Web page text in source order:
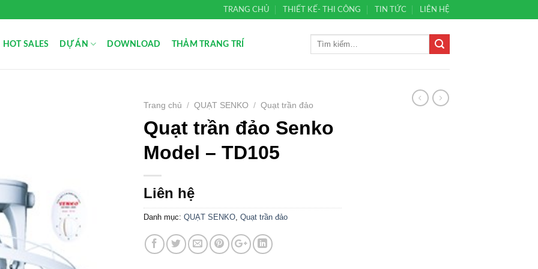
TRANG CHỦ THIẾT KẾ- THI CÔNG TIN TỨC LIÊN HỆ
HOT SALES DỰ ÁN DOWNLOAD THẢM TRANG TRÍ
Trang chủ / QUẠT SENKO / Quạt trần đảo
Quạt trần đảo Senko
Model – TD105
Liên hệ
Danh mục: QUẠT SENKO Quạt trần đảo